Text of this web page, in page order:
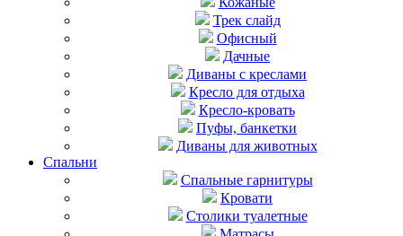
Трек слайд
Офисный
Дачные
Диваны с креслами
Кресло для отдыха
Кресло-кровать
Пуфы, банкетки
Диваны для животных
Спальни
Cпальные гарнитуры
Кровати
Столики туалетные